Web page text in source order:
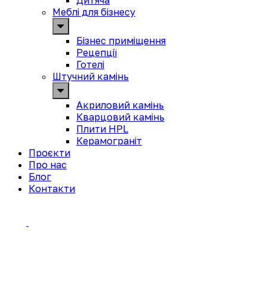
Меблі для бізнесу
Бізнес приміщення
Рецепції
Готелі
Штучний камінь
Акриловий камінь
Кварцовий камінь
Плити HPL
Керамограніт
Проєкти
Про нас
Блог
Контакти